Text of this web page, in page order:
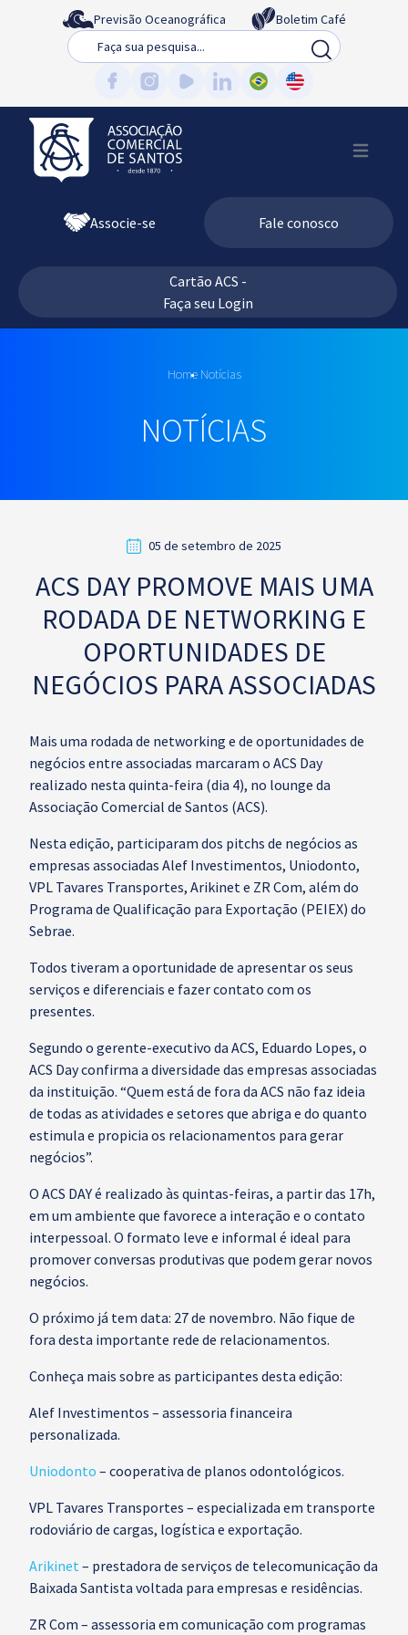
Previsão Oceanográfica
Boletim Café
Busca
Associe-se Fale conosco
Cartão ACS -
Faça seu Login
Home Notícias
NOTÍCIAS
05 de setembro de 2025
ACS DAY PROMOVE MAIS UMA
RODADA DE NETWORKING E
OPORTUNIDADES DE
NEGÓCIOS PARA ASSOCIADAS
Mais uma rodada de networking e de oportunidades de
negócios entre associadas marcaram o ACS Day
realizado nesta quinta-feira (dia 4), no lounge da
Associação Comercial de Santos (ACS).
Nesta edição, participaram dos pitchs de negócios as
empresas associadas Alef Investimentos, Uniodonto,
VPL Tavares Transportes, Arikinet e ZR Com, além do
Programa de Qualificação para Exportação (PEIEX) do
Sebrae.
Todos tiveram a oportunidade de apresentar os seus
serviços e diferenciais e fazer contato com os
presentes.
Segundo o gerente-executivo da ACS, Eduardo Lopes, o
ACS Day confirma a diversidade das empresas associadas
da instituição. “Quem está de fora da ACS não faz ideia
de todas as atividades e setores que abriga e do quanto
estimula e propicia os relacionamentos para gerar
negócios”.
O ACS DAY é realizado às quintas-feiras, a partir das 17h,
em um ambiente que favorece a interação e o contato
interpessoal. O formato leve e informal é ideal para
promover conversas produtivas que podem gerar novos
negócios.
O próximo já tem data: 27 de novembro. Não fique de
fora desta importante rede de relacionamentos.
Conheça mais sobre as participantes desta edição:
Alef Investimentos – assessoria financeira
personalizada.
Uniodonto – cooperativa de planos odontológicos.
VPL Tavares Transportes – especializada em transporte
rodoviário de cargas, logística e exportação.
Arikinet – prestadora de serviços de telecomunicação da
Baixada Santista voltada para empresas e residências.
ZR Com – assessoria em comunicação com programas